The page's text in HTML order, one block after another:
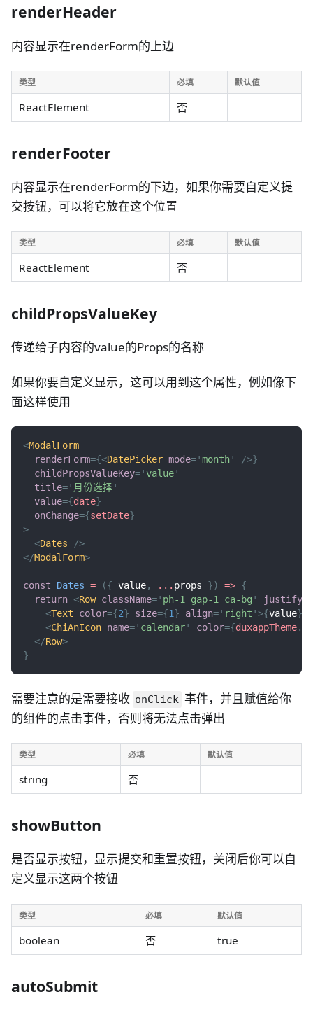
renderHeader
内容显示在renderForm的上边
类型 必填 默认值
ReactElement 否
renderFooter
内容显示在renderForm的下边，如果你需要自定义提
交按钮，可以将它放在这个位置
类型 必填 默认值
ReactElement 否
childPropsValueKey
传递给子内容的value的Props的名称
如果你要自定义显示，这可以用到这个属性，例如像下
面这样使用
<ModalForm
renderForm={<DatePicker mode='month' />}
childPropsValueKey=' value'
title=' 月份选择 '
value={date}
onChange={setDate}
>
<Dates
/>
</ModalForm>
const Dates = ({ value, ... props }) => {
return <Row className=' ph-1 gap-1 ca-bg ' justify
<Text color={2} size={1} align=' right '>{value}
<ChiAnIcon name=' calendar' color={duxappTheme.
</Row>
}
需要注意的是需要接收 onClick 事件，并且赋值给你
的组件的点击事件，否则将无法点击弹出
类型 必填 默认值
string 否
showButton
是否显示按钮，显示提交和重置按钮，关闭后你可以自
定义显示这两个按钮
类型 必填 默认值
boolean 否 true
autoSubmit